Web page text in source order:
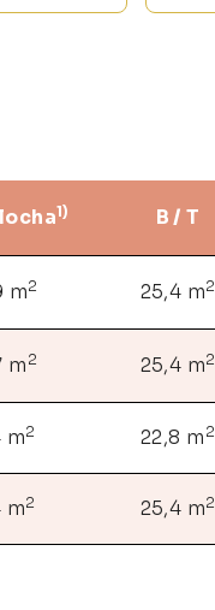
1) B / T
m2 25,4 m2
m2 25,4 m2
m2 22,8 m 2
m2 25,4 m2